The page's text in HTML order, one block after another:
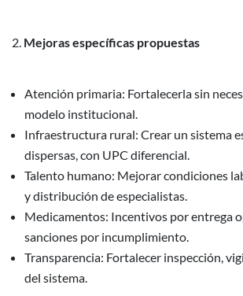
Mejoras específicas propuestas
Atención primaria: Fortalecerla sin
modelo institucional.
Infraestructura rural: Crear un sistema
dispersas, con UPC diferencial.
Talento humano: Mejorar condiciones
y distribución de especialistas.
Medicamentos: Incentivos por entrega
sanciones por incumplimiento.
Transparencia: Fortalecer inspección,
del sistema.